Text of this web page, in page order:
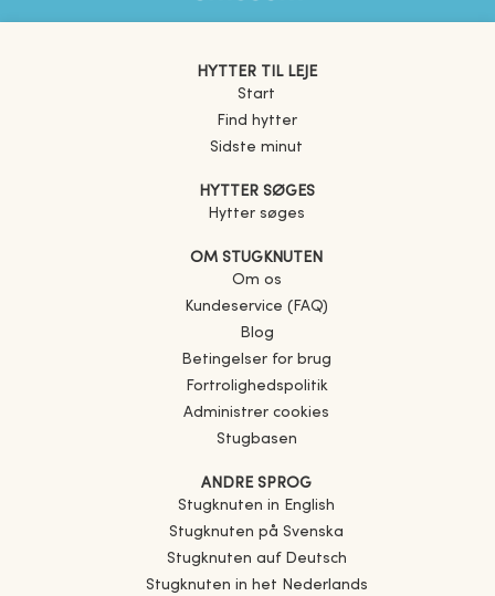
HYTTER TIL LEJE
Start
Find hytter
Sidste minut
HYTTER SØGES
Hytter søges
OM STUGKNUTEN
Om os
Kundeservice (FAQ)
Blog
Betingelser for brug
Fortrolighedspolitik
Administrer cookies
Stugbasen
ANDRE SPROG
Stugknuten in English
Stugknuten på Svenska
Stugknuten auf Deutsch
Stugknuten in het Nederlands